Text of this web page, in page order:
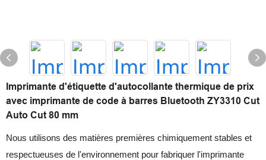
Imprimante d'étiquette d'autocollante thermique de prix
avec imprimante de code à barres Bluetooth ZY3310 Cut
Auto Cut 80 mm
Nous utilisons des matières premières chimiquement stables et
respectueuses de l'environnement pour fabriquer l'imprimante